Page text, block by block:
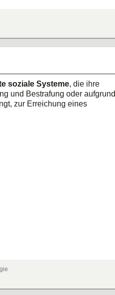
soziale Systeme, die ihre
und Bestrafung oder aufgrund
zur Erreichung eines